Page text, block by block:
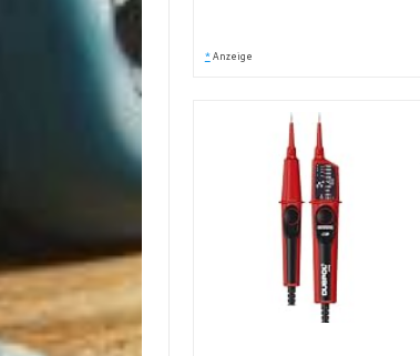
* Anzeige